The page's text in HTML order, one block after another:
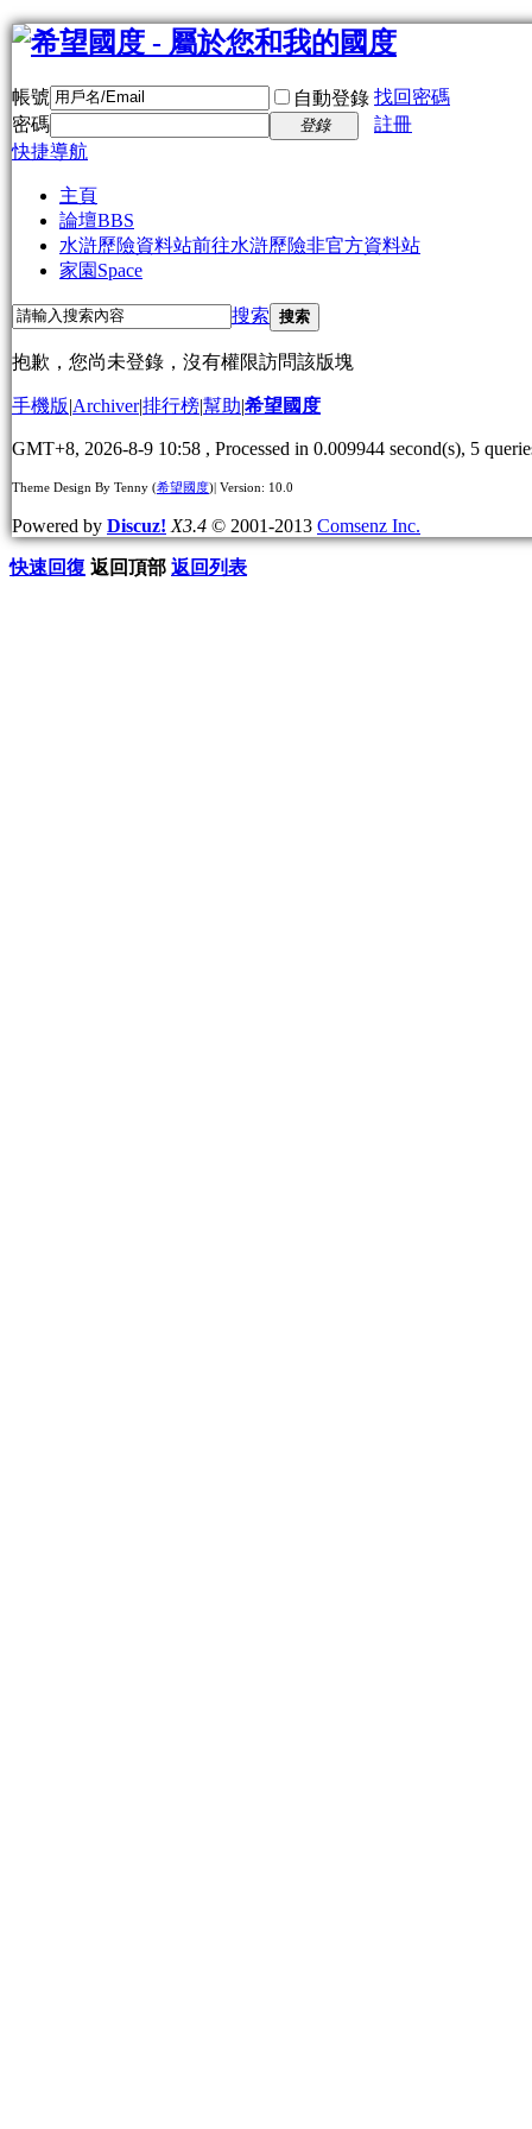
帳號 自動登錄 找回密碼
密碼
登錄
註冊
快捷導航
主頁
論壇BBS
水滸歷險資料站前往水滸歷險非官方資料站
家園 Space
搜索 搜索
抱歉，您尚未登錄，沒有權限訪問該版塊
手機版|Archiver|排行榜|幫助|希望國度
GMT+8, 2026-8-9 10:58 , Processed in 0.009944 second(s), 5
Theme Design By Tenny (希望國度)| Version: 10.0
Powered by Discuz! X3.4 © 2001-2013 Comsenz Inc.
快速回復 返回頂部 返回列表